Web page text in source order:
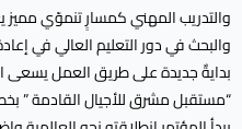
والتدريب المهني كمسارٍ تنموّي
والبحث في دور التعليم العالي في
بدايةٌ جديدة على طريق العمل
“مستقبل مشرق للأجيال القادمة ”